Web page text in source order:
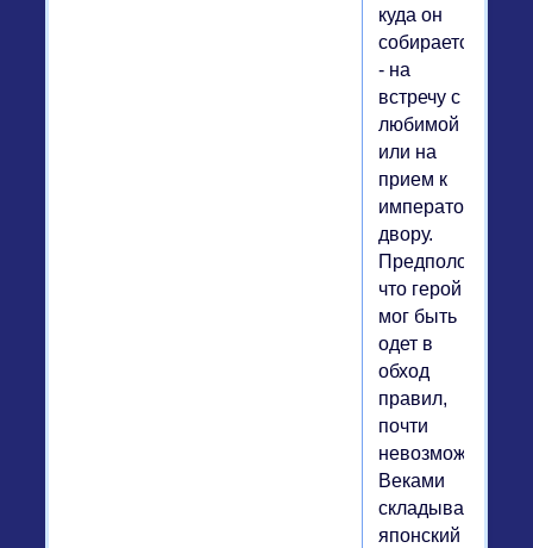
куда он
собирается
- на
встречу с
любимой
или на
прием к
императорскому
двору.
Предположить,
что герой
мог быть
одет в
обход
правил,
почти
невозможно.
Веками
складывавшийся
японский